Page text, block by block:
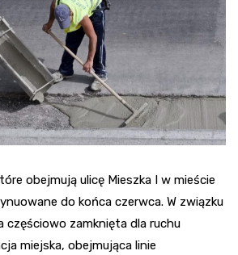
obejmują ulicę Mieszka I w mieście
do końca czerwca. W związku
częściowo zamknięta dla ruchu
miejska, obejmująca linie